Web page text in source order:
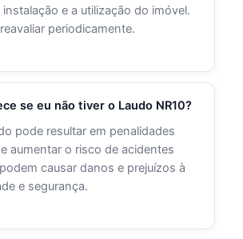
e a utilização do imóvel.
periodicamente.
se eu não tiver o Laudo NR10?
pode resultar em penalidades
aumentar o risco de acidentes
causar danos e prejuízos à
e segurança.